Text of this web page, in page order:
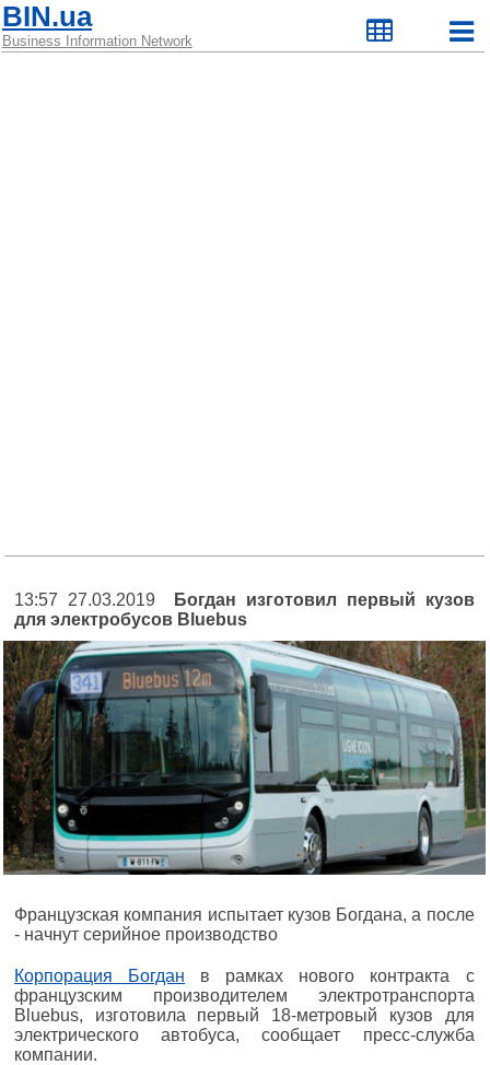
BIN.ua
Business Information Network
13:57 27.03.2019
Богдан изготовил первый кузов
для электробусов Bluebus
Французская компания испытает кузов Богдана, а после
- начнут серийное производство
Корпорация Богдан в рамках нового контракта с
французским производителем электротранспорта
Bluebus, изготовила первый 18-метровый кузов для
электрического автобуса, сообщает пресс-служба
компании.